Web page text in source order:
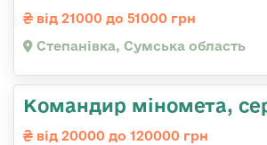
від 21000 до 51000 грн
Степанівка, Сумська область
Командир міномета,
від 20000 до 120000 грн